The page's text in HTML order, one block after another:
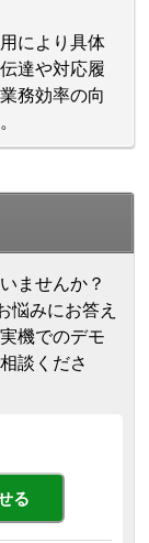
により具体
達や対応履
務効率の向
ませんか？
悩みにお答え
機でのデモ
談くださ
る